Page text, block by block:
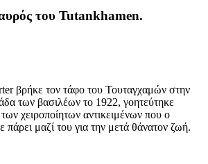
του Tutankhamen.
βρήκε τον τάφο του Τουταγχαμών στην
των βασιλέων το 1922, γοητεύτηκε
χειροποίητων αντικειμένων που ο
πάρει μαζί του για την μετά θάνατον ζωή.